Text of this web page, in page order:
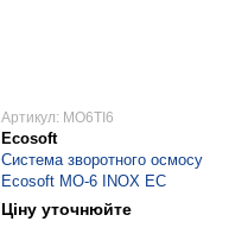
Артикул: MO6TI6
Ecosoft
Система зворотного осмосу
Ecosoft МО-6 INOX EC
Ціну уточнюйте